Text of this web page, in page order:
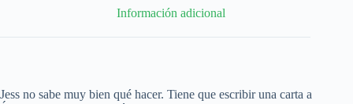
Información adicional
Jess no sabe muy bien qué hacer. Tiene que escribir una carta a